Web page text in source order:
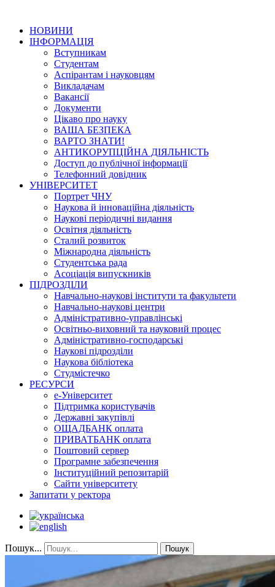
НОВИНИ
ІНФОРМАЦІЯ
Вступникам
Студентам
Аспірантам і науковцям
Викладачам
Вакансії
Документи
Цікаво про науку
ВАША БЕЗПЕКА
ВАРТО ЗНАТИ!
АНТИКОРУПЦІЙНА ДІЯЛЬНІСТЬ
Доступ до публічної інформації
Телефонний довідник
УНІВЕРСИТЕТ
Портрет ЧНУ
Наукова й інноваційна діяльність
Наукові періодичні видання
Освітня діяльність
Сталий розвиток
Міжнародна діяльність
Студентська рада
Асоціація випускників
ПІДРОЗДІЛИ
Навчально-наукові інститути та факультети
Навчально-наукові центри
Адміністративно-управлінські
Освітньо-виховний та науковий процес
Адміністративно-господарські
Наукові підрозділи
Наукова бібліотека
Студмістечко
РЕСУРСИ
е-Університет
Підтримка користувачів
Державні закупівлі
ОЩАДБАНК оплата
ПРИВАТБАНК оплата
Поштовий сервер
Програмне забезпечення
Інституційний репозитарій
Сайти університету
Запитати у ректора
Пошук... Пошук